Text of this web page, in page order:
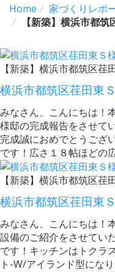
Home
家づくりレポ
【新築】横浜市都
【新築】横浜市都筑区荏
横浜市都筑区荏田東
みなさん、こんにちは！
様邸の完成報告をさせて
完成誠におめでとうござ
です！広さ１８帖ほどの
【新築】横浜市都筑区荏
横浜市都筑区荏田東
みなさん、こんにちは！
設備のご紹介をさせてい
です！キッチンはトクラ
ト-W/アイランド型にな